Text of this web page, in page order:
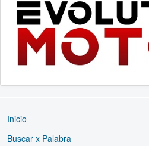
Inicio
Buscar x Palabra